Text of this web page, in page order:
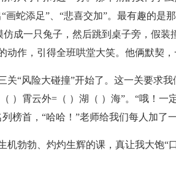
画蛇添足”、“悲喜交加”。最有趣的是
仿成一只兔子，然后跳到桌子旁，假
动作，引得全班哄堂大笑。他俩默契，
关“风险大碰撞”开始了。这一关要求
）霄云外=（ ）湖（ ）海”。“哦！一
榜首，“哈哈！”老师给我们每人加了一
机勃勃、灼灼生辉的课，真让我大饱“口